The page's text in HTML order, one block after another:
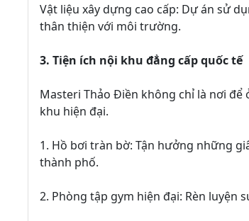
Vật liệu xây dựng cao cấp: Dự án sử
thân thiện với môi trường.
3. Tiện ích nội khu đẳng cấp quốc tế
Masteri Thảo Điền không chỉ là nơi
khu hiện đại.
1. Hồ bơi tràn bờ: Tận hưởng những
thành phố.
2. Phòng tập gym hiện đại: Rèn luyện